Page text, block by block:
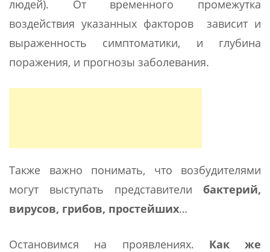
людей). От временного промежутка
воздействия указанных факторов зависит и
выраженность симптоматики, и глубина
поражения, и прогнозы заболевания.
Также важно понимать, что возбудителями
могут выступать представители бактерий,
вирусов, грибов, простейших…
Остановимся на проявлениях. Как же